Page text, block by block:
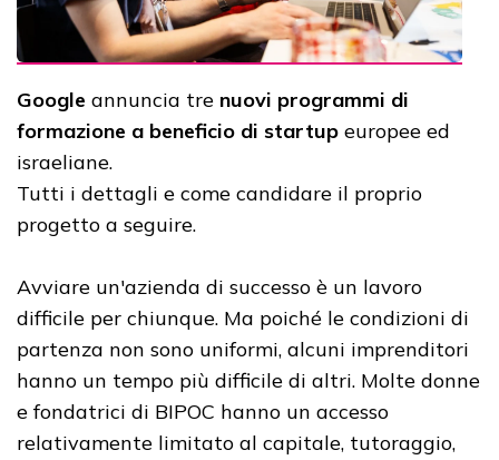
Google annuncia tre nuovi programmi di
formazione a beneficio di startup europee ed
israeliane.
Tutti i dettagli e come candidare il proprio
progetto a seguire.
Avviare un'azienda di successo è un lavoro
difficile per chiunque. Ma poiché le condizioni di
partenza non sono uniformi, alcuni imprenditori
hanno un tempo più difficile di altri. Molte donne
e fondatrici di BIPOC hanno un accesso
relativamente limitato al capitale, tutoraggio,